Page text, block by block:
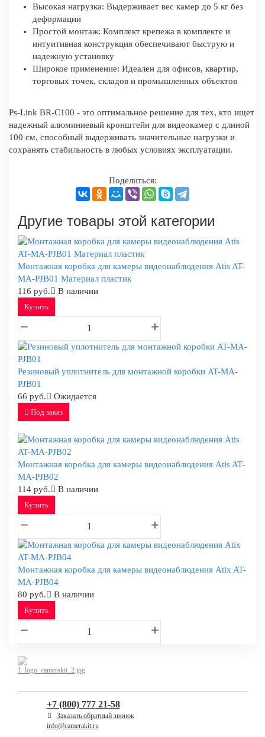
Высокая нагрузка: Выдерживает вес камер до 5 кг без
деформации
Простой монтаж: Комплект крепежа в комплекте и
интуитивная конструкция обеспечивают быструю и
надежную установку
Широкое применение: Идеален для офисов, квартир,
торговых точек, складов и промышленных объектов
Ps-Link BR-C100 - это оптимальное решение для тех, кто ищет
надежный алюминиевый кронштейн для видеокамер с длиной
100 см, способный выдерживать значительные нагрузки и
сохранять стабильность в любых условиях эксплуатации.
Поделиться:
Другие товары этой категории
Монтажная коробка для камеры видеонаблюдения Atis AT-
MA-PJB01 Материал пластик
116 руб.
В наличии
Купить
Резиновый уплотнитель для монтажной коробки AT-MA-
PJB01
66 руб.
Ожидается
Под заказ
Монтажная коробка для камеры видеонаблюдения Atis AT-
MA-PJB02
114 руб.
В наличии
Купить
Монтажная коробка для камеры видеонаблюдения Atix AT-
MA-PJB04
80 руб.
В наличии
Купить
+7 (800) 777 21-58
Заказать обратный звонок
info@camerakit.ru